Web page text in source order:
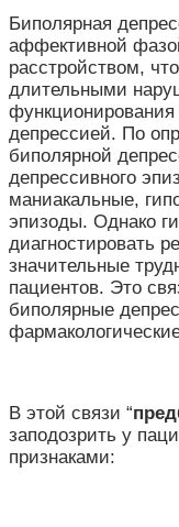
Биполярная
аффективной
расстройством,
длительными
депрессией. По
биполярной
депрессивного
маниакальные,
эпизоды. Однако
диагностировать
значительные
пациентов. Это
биполярные
В этой связи “
заподозрить у
признаками: